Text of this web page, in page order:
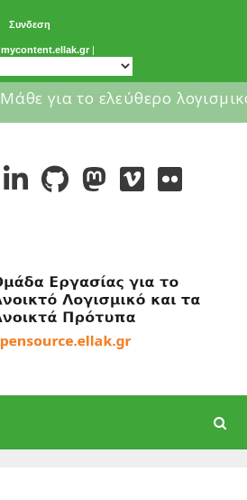
Συνδεση
mycontent.ellak.gr |
Μάθε για το ελεύθερο
Search